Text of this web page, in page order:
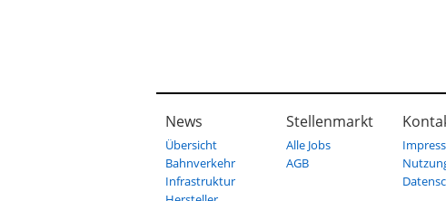
News
Übersicht
Bahnverkehr
Infrastruktur
Stellenmarkt
Alle Jobs
AGB